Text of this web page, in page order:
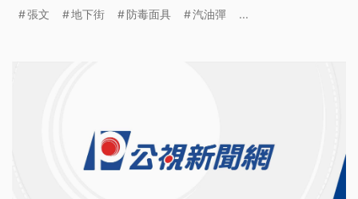
是一起長達1年半的預謀犯罪。
張文 地下街 防毒面具 汽油彈 ...